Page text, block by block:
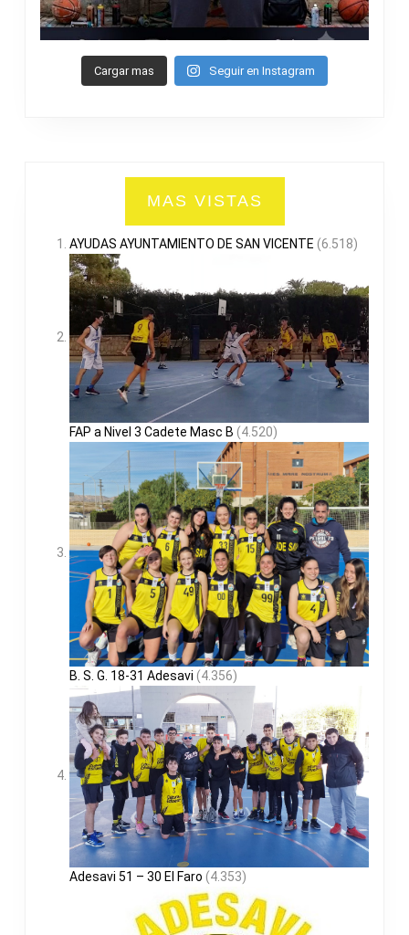
Cargar mas Seguir en Instagram
MAS VISTAS
AYUDAS AYUNTAMIENTO DE SAN VICENTE (6.518)
FAP a Nivel 3 Cadete Masc B (4.520)
B. S. G. 18-31 Adesavi (4.356)
Adesavi 51 – 30 El Faro (4.353)